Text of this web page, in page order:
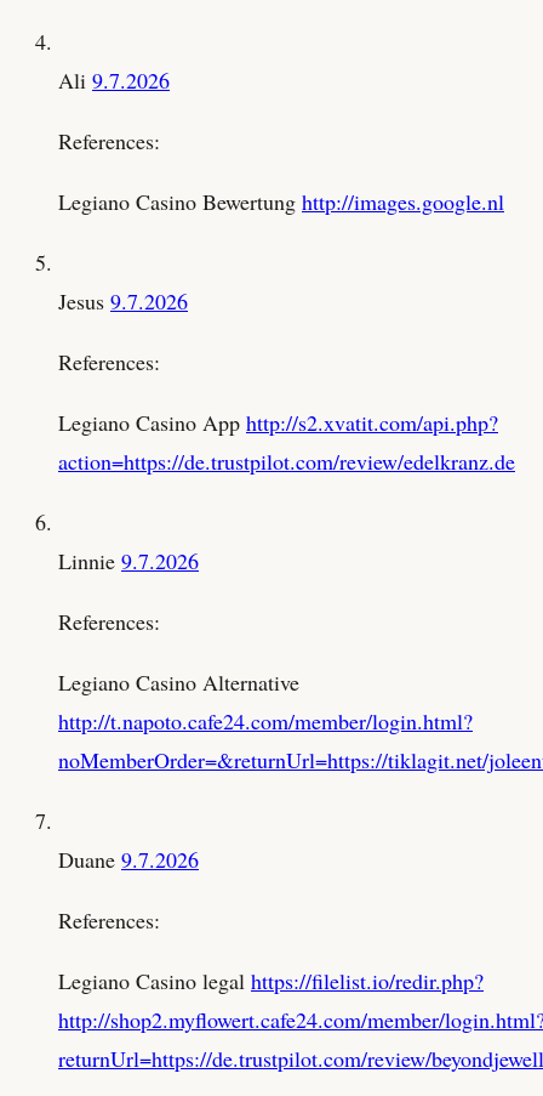
Ali 9.7.2026
References:
Legiano Casino Bewertung http://images.google.nl
Jesus 9.7.2026
References:
Legiano Casino App http://s2.xvatit.com/api.php?
action=https://de.trustpilot.com/review/edelkranz.de
Linnie 9.7.2026
References:
Legiano Casino Alternative
http://t.napoto.cafe24.com/member/login.html?
noMemberOrder=&returnUrl=https://tiklagit.net/
Duane 9.7.2026
References:
Legiano Casino legal https://filelist.io/redir.php?
http://shop2.myflowert.cafe24.com/member/
returnUrl=https://de.trustpilot.com/review/